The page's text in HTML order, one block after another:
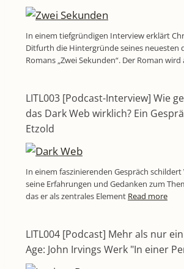
In einem tiefgründigen Interview erklärt
Ditfurth die Hintergründe seines neuesten
Romans „Zwei Sekunden“. Der Roman wird
LITL003 [Podcast-Interview] Wie
das Dark Web wirklich? Ein
Etzold
In einem faszinierenden Gespräch schildert
seine Erfahrungen und Gedanken zum
das er als zentrales Element Read more
LITL004 [Podcast] Mehr als nur
Age: John Irvings Werk "In einer